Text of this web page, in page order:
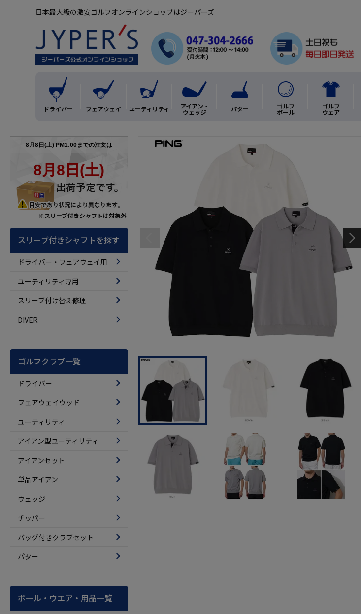
日本最大級の激安ゴルフオンラインショップはジーパーズ
ドライバー フェアウェイ ユーティリティ アイアン・
ウェッジ パター ゴルフ
ボール
ゴルフ
ウェア
※スリーブ付きシャフトは対象外
スリーブ付きシャフトを探す
ドライバー・フェアウェイ用
ユーティリティ専用
スリーブ付け替え修理
DIVER
ゴルフクラブ一覧
ドライバー
フェアウェイウッド
ユーティリティ
アイアン型ユーティリティ
アイアンセット
単品アイアン
ウェッジ
チッパー
バッグ付きクラブセット
パター
ボール・ウエア・用品一覧